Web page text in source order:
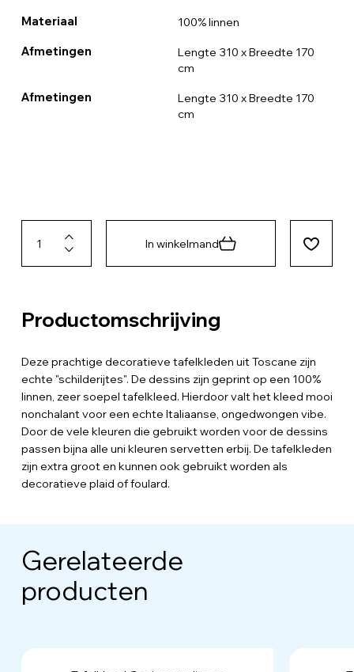
Materiaal 100% linnen
Afmetingen
Lengte 310 x Breedte 170
cm
Afmetingen
Lengte 310 x Breedte 170
cm
In winkelmand
Productomschrijving
Deze prachtige decoratieve tafelkleden uit Toscane zijn
echte "schilderijtes". De dessins zijn geprint op een 100%
linnen, zeer soepel tafelkleed. Hierdoor valt het kleed mooi
nonchalant voor een echte Italiaanse, ongedwongen vibe.
Door de vele kleuren die gebruikt worden voor de dessins
passen bijna alle uni kleuren servetten erbij. De tafelkleden
zijn extra groot en kunnen ook gebruikt worden als
decoratieve plaid of foulard.
Gerelateerde
producten